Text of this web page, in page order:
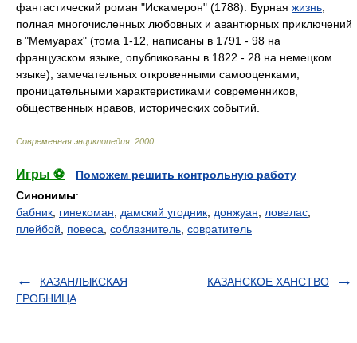
фантастический роман "Искамерон" (1788). Бурная жизнь
полная многочисленных любовных и авантюрных приключений
в "Мемуарах" (тома 1-12, написаны в 1791 - 98 на
французском языке, опубликованы в 1822 - 28 на немецком
языке), замечательных откровенными самооценками,
проницательными характеристиками современников,
общественных нравов, исторических событий.
Современная энциклопедия 2000
Игры ⚽
Поможем решить контрольную работу
Синонимы:
бабник гинекоман дамский угодник донжуан ловелас
плейбой
повеса соблазнитель совратитель
КАЗАНЛЫКСКАЯ
ГРОБНИЦА
КАЗАНСКОЕ ХАНСТВО